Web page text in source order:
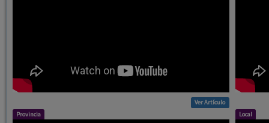
Ver Artículo
Provincia Local